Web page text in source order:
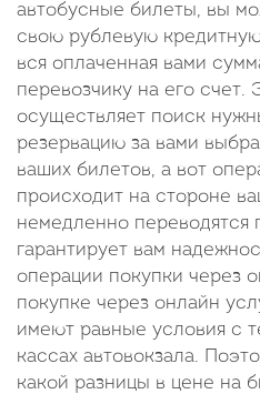
автобусные билеты, вы
свою рублевую
вся оплаченная вами
перевозчику на его счет.
осуществляет поиск
резервацию за вами
ваших билетов, а вот
происходит на стороне
немедленно переводятся
гарантирует вам
операции покупки через
покупке через онлайн
имеют равные условия с
кассах автовокзала.
какой разницы в цене на